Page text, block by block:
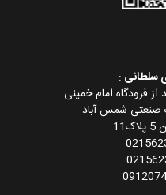
سلطانی :
شمس آباد